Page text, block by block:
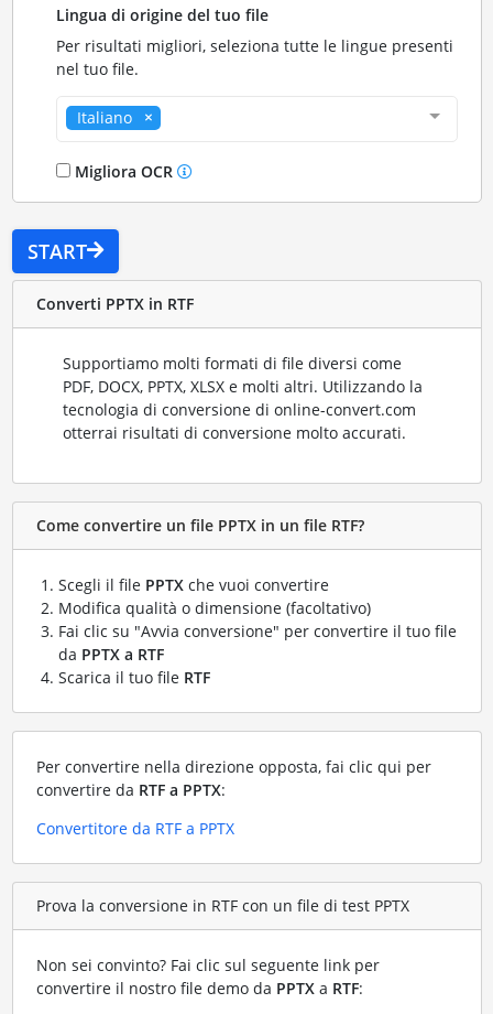
Lingua di origine del tuo file
Per risultati migliori, seleziona tutte le lingue presenti
nel tuo file.
Italiano
Migliora OCR
START
Converti PPTX in RTF
Supportiamo molti formati di file diversi come
PDF, DOCX, PPTX, XLSX e molti altri. Utilizzando la
tecnologia di conversione di online-convert.com
otterrai risultati di conversione molto accurati.
Come convertire un file PPTX in un file RTF?
Scegli il file PPTXche vuoi convertire
Modifica qualità o dimensione (facoltativo)
Fai clic su "Avvia conversione" per convertire il tuo file
da PPTX a RTF
Scarica il tuo file RTF
Per convertire nella direzione opposta, fai clic qui per
convertire da RTF a PPTX:
Convertitore da RTF a PPTX
Prova la conversione in RTF con un file di test PPTX
Non sei convinto? Fai clic sul seguente link per
convertire il nostro file demo da PPTXa RTF: